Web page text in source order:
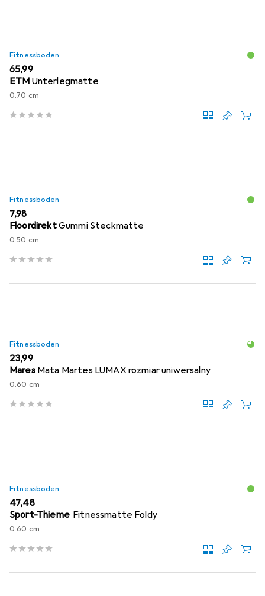
Fitnessboden
EUR
65,99
ETM Unterlegmatte
0.70 cm
Fitnessboden
EUR
7,98
FloordirektGummi Steckmatte
0.50 cm
Fitnessboden
EUR
23,99
Mares Mata Martes LUMAX rozmiar uniwersalny
0.60 cm
Fitnessboden
EUR
47,48
Sport-Thieme Fitnessmatte Foldy
0.60 cm